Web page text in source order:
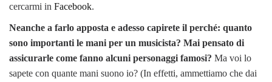
cercarmi in Facebook.
Neanche a farlo apposta e adesso capirete il perché: quanto
sono importanti le mani per un musicista? Mai pensato di
assicurarle come fanno alcuni personaggi famosi? Ma voi lo
sapete con quante mani suono io? (In effetti, ammettiamo che dai